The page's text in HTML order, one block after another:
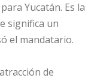
Yucatán. Es la
significa un
el mandatario.
de